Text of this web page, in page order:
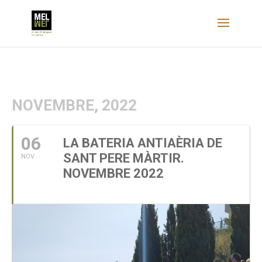
NOVEMBRE, 2022
06
NOV
LA BATERIA ANTIAÈRIA DE
SANT PERE MÀRTIR.
NOVEMBRE 2022